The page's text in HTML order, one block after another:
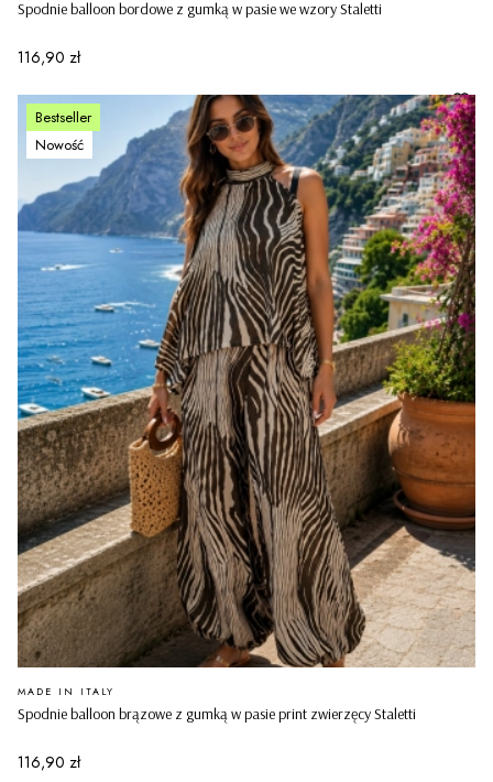
Spodnie balloon bordowe z gumką w pasie we wzory Staletti
Cena
116,90 zł
Bestseller
Nowość
Spodnie balloon brązowe z gumką w pasie print zwierzęcy Staletti
PRODUCENT
MADE IN ITALY
Cena
116,90 zł